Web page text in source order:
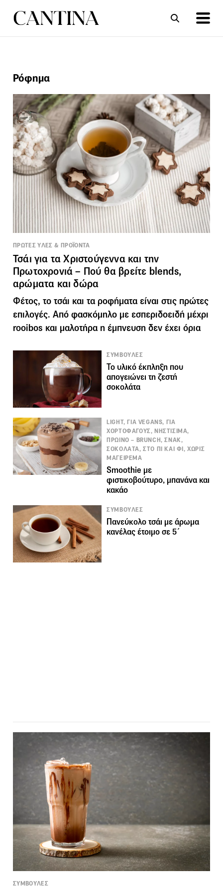
Ρόφημα
ΠΡΩΤΕΣ ΥΛΕΣ & ΠΡΟΪΟΝΤΑ
Τσάι για τα Χριστούγεννα και την
Πρωτοχρονιά – Πού θα βρείτε blends,
αρώματα και δώρα
Φέτος, το τσάι και τα ροφήματα είναι στις πρώτες
επιλογές. Από φασκόμηλο με εσπεριδοειδή μέχρι
rooibos και μαλοτήρα η έμπνευση δεν έχει όρια
ΣΥΜΒΟΥΛΕΣ
Το υλικό έκπληξη που
απογειώνει τη ζεστή
σοκολάτα
LIGHT, ΓΙΑ VEGANS, ΓΙΑ
ΧΟΡΤΟΦΑΓΟΥΣ, ΝΗΣΤΙΣΙΜΑ,
ΠΡΩΙΝΟ – BRUNCH, ΣΝΑΚ,
ΣΟΚΟΛΑΤΑ, ΣΤΟ ΠΙ ΚΑΙ ΦΙ, ΧΩΡΙΣ
ΜΑΓΕΙΡΕΜΑ
Smoothie με
φιστικοβούτυρο, μπανάνα και
κακάο
ΣΥΜΒΟΥΛΕΣ
Πανεύκολο τσάι με άρωμα
κανέλας έτοιμο σε 5΄
ΣΥΜΒΟΥΛΕΣ